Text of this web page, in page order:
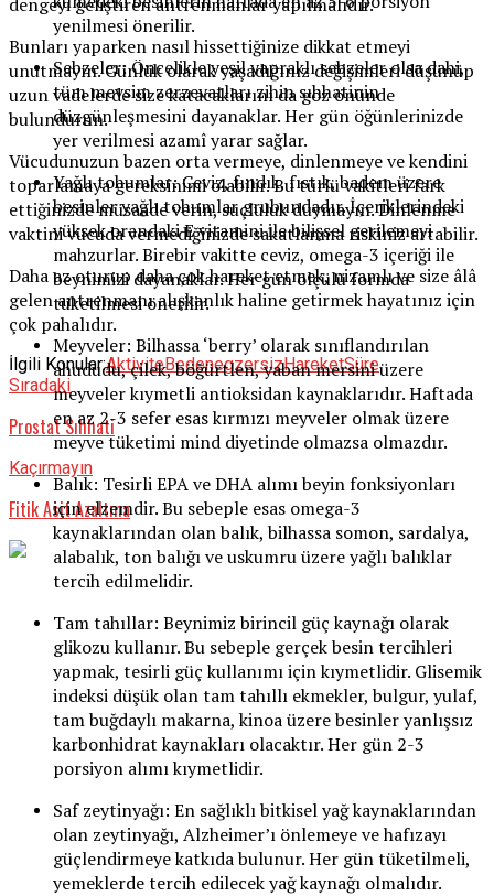
Bunları yaparken nasıl hissettiğinize dikkat etmeyi
unutmayın. Günlük olarak yaşadığınız değişimleri düşünüp
uzun vadelerde size katacaklarını da göz önünde
bulundurun.
Vücudunuzun bazen orta vermeye, dinlenmeye ve kendini
toparlamaya gereksinimi olabilir. Bu türlü vakitleri fark
ettiğinizde müsaade verin, suçluluk duymayın. Dinlenme
vaktini vücuda vermediğinizde sakatlanma riskiniz artabilir.
Daha az oturup daha çok hareket etmek, nizamlı ve size âlâ
gelen antrenmanı alışkanlık haline getirmek hayatınız için
çok pahalıdır.
İlgili Konular:AktiviteBedenegzersizHareketSüre
Sıradaki
Prostat Sıhhati
Kaçırmayın
Fitik Asit Azaltma
yenilmesi önerilir.
Sebzeler: Öncelikle yeşil yapraklı sebzeler olsa dahi,
tüm mevsim zerzevatları zihin sıhhatinin
düzgünleşmesini dayanaklar. Her gün öğünlerinizde
yer verilmesi azamî yarar sağlar.
Yağlı tohumlar: Ceviz, fındık, fıstık, badem üzere
besinler yağlı tohumlar grubundadır. İçeriklerindeki
yüksek orandaki E vitamini ile bilişsel gerilemeyi
mahzurlar. Birebir vakitte ceviz, omega-3 içeriği ile
beynimizi dayanaklar. Her gün ölçülü formda
tüketilmesi önerilir.
Meyveler: Bilhassa ‘berry’ olarak sınıflandırılan
ahududu, çilek, böğürtlen, yaban mersini üzere
meyveler kıymetli antioksidan kaynaklarıdır. Haftada
en az 2-3 sefer esas kırmızı meyveler olmak üzere
meyve tüketimi mind diyetinde olmazsa olmazdır.
Balık: Tesirli EPA ve DHA alımı beyin fonksiyonları
için elzemdir. Bu sebeple esas omega-3
kaynaklarından olan balık, bilhassa somon, sardalya,
alabalık, ton balığı ve uskumru üzere yağlı balıklar
tercih edilmelidir.
Tam tahıllar: Beynimiz birincil güç kaynağı olarak
glikozu kullanır. Bu sebeple gerçek besin tercihleri
yapmak, tesirli güç kullanımı için kıymetlidir. Glisemik
indeksi düşük olan tam tahıllı ekmekler, bulgur, yulaf,
tam buğdaylı makarna, kinoa üzere besinler yanlışsız
karbonhidrat kaynakları olacaktır. Her gün 2-3
porsiyon alımı kıymetlidir.
Saf zeytinyağı: En sağlıklı bitkisel yağ kaynaklarından
olan zeytinyağı, Alzheimer’ı önlemeye ve hafızayı
güçlendirmeye katkıda bulunur. Her gün tüketilmeli,
yemeklerde tercih edilecek yağ kaynağı olmalıdır.